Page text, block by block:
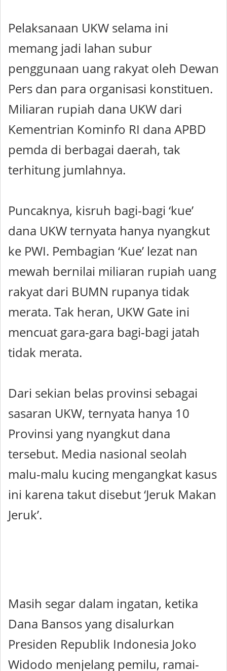
Pelaksanaan UKW selama ini
memang jadi lahan subur
penggunaan uang rakyat oleh Dewan
Pers dan para organisasi konstituen.
Miliaran rupiah dana UKW dari
Kementrian Kominfo RI dana APBD
pemda di berbagai daerah, tak
terhitung jumlahnya.
Puncaknya, kisruh bagi-bagi ‘kue’
dana UKW ternyata hanya nyangkut
ke PWI. Pembagian ‘Kue’ lezat nan
mewah bernilai miliaran rupiah uang
rakyat dari BUMN rupanya tidak
merata. Tak heran, UKW Gate ini
mencuat gara-gara bagi-bagi jatah
tidak merata.
Dari sekian belas provinsi sebagai
sasaran UKW, ternyata hanya 10
Provinsi yang nyangkut dana
tersebut. Media nasional seolah
malu-malu kucing mengangkat kasus
ini karena takut disebut ‘Jeruk Makan
Jeruk’.
Masih segar dalam ingatan, ketika
Dana Bansos yang disalurkan
Presiden Republik Indonesia Joko
Widodo menjelang pemilu, ramai-